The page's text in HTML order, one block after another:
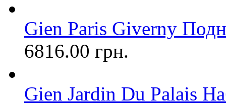
Gien Paris Giverny
6816.00 грн.
Gien Jardin Du Palais